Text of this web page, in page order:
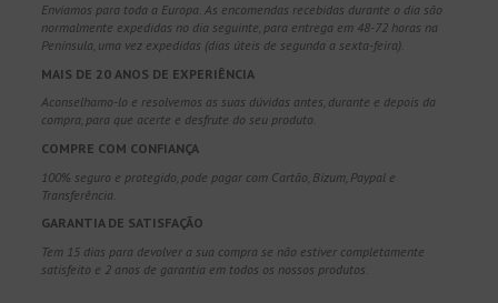
Enviamos para toda a Europa. As encomendas recebidas durante o dia são
normalmente expedidas no dia seguinte, para entrega em 48-72 horas na
Península, uma vez expedidas (dias úteis de segunda a sexta-feira).
MAIS DE 20 ANOS DE EXPERIÊNCIA
Aconselhamo-lo e resolvemos as suas dúvidas antes, durante e depois da
compra, para que acerte e desfrute do seu produto.
COMPRE COM CONFIANÇA
100% seguro e protegido, pode pagar com Cartão, Bizum, Paypal e
Transferência.
GARANTIA DE SATISFAÇÃO
Tem 15 dias para devolver a sua compra se não estiver completamente
satisfeito e 2 anos de garantia em todos os nossos produtos.